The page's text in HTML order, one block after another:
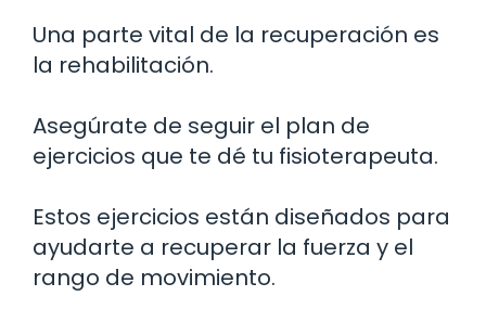
Una parte vital de la recuperación es
la rehabilitación.
Asegúrate de seguir el plan de
ejercicios que te dé tu fisioterapeuta.
Estos ejercicios están diseñados para
ayudarte a recuperar la fuerza y el
rango de movimiento.